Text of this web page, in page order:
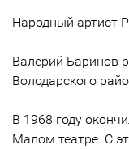
Народный артист
Валерий Баринов
Володарского
В 1968 году
Малом театре. С